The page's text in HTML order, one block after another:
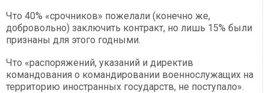
Что 40% «срочников» пожелали (конечно же,
добровольно) заключить контракт, но лишь 15% были
признаны для этого годными.
Что «распоряжений, указаний и директив
командования о командировании военнослужащих на
территорию иностранных государств, не поступало».